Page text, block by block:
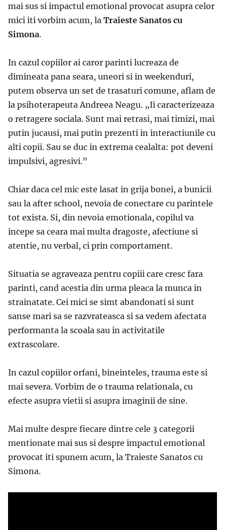
mai sus si impactul emotional provocat asupra celor
mici iti vorbim acum, la Traieste Sanatos cu
Simona.
In cazul copiilor ai caror parinti lucreaza de
dimineata pana seara, uneori si in weekenduri,
putem observa un set de trasaturi comune, aflam de
la psihoterapeuta Andreea Neagu. „Ii caracterizeaza
o retragere sociala. Sunt mai retrasi, mai timizi, mai
putin jucausi, mai putin prezenti in interactiunile cu
alti copii. Sau se duc in extrema cealalta: pot deveni
impulsivi, agresivi.”
Chiar daca cel mic este lasat in grija bonei, a bunicii
sau la after school, nevoia de conectare cu parintele
tot exista. Si, din nevoia emotionala, copilul va
incepe sa ceara mai multa dragoste, afectiune si
atentie, nu verbal, ci prin comportament.
Situatia se agraveaza pentru copiii care cresc fara
parinti, cand acestia din urma pleaca la munca in
strainatate. Cei mici se simt abandonati si sunt
sanse mari sa se razvrateasca si sa vedem afectata
performanta la scoala sau in activitatile
extrascolare.
In cazul copiilor orfani, bineinteles, trauma este si
mai severa. Vorbim de o trauma relationala, cu
efecte asupra vietii si asupra imaginii de sine.
Mai multe despre fiecare dintre cele 3 categorii
mentionate mai sus si despre impactul emotional
provocat iti spunem acum, la Traieste Sanatos cu
Simona.